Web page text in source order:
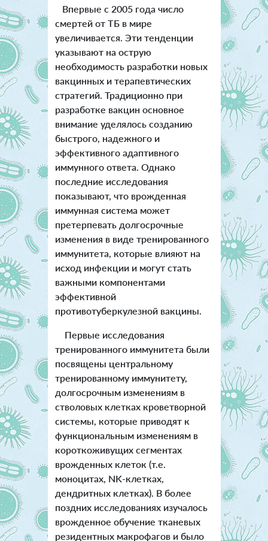
Впервые с 2005 года число
смертей от ТБ в мире
увеличивается. Эти тенденции
указывают на острую
необходимость разработки новых
вакцинных и терапевтических
стратегий. Традиционно при
разработке вакцин основное
внимание уделялось созданию
быстрого, надежного и
эффективного адаптивного
иммунного ответа. Однако
последние исследования
показывают, что врожденная
иммунная система может
претерпевать долгосрочные
изменения в виде тренированного
иммунитета, которые влияют на
исход инфекции и могут стать
важными компонентами
эффективной
противотуберкулезной вакцины.
Первые исследования
тренированного иммунитета были
посвящены центральному
тренированному иммунитету,
долгосрочным изменениям в
стволовых клетках кроветворной
системы, которые приводят к
функциональным изменениям в
короткоживущих сегментах
врожденных клеток (т.е.
моноцитах, NK-клетках,
дендритных клетках). В более
поздних исследованиях изучалось
врожденное обучение тканевых
резидентных макрофагов и было